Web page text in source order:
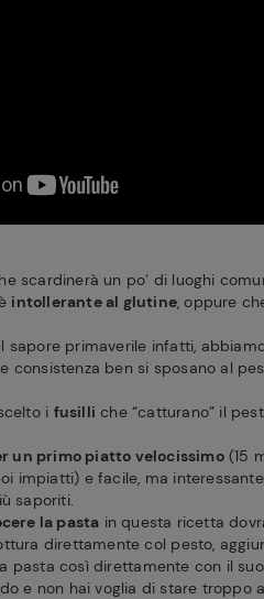
scardinerà un po’ di luoghi
intollerante al glutine, oppure
sapore primaverile infatti,
consistenza ben si sposano al
i fusilli che “catturano” il
un primo piatto velocissimo(15
impiatti) e facile, ma
saporiti.
la pasta in questa ricetta
direttamente col pesto,
pasta così direttamente con il
e non hai voglia di stare troppo